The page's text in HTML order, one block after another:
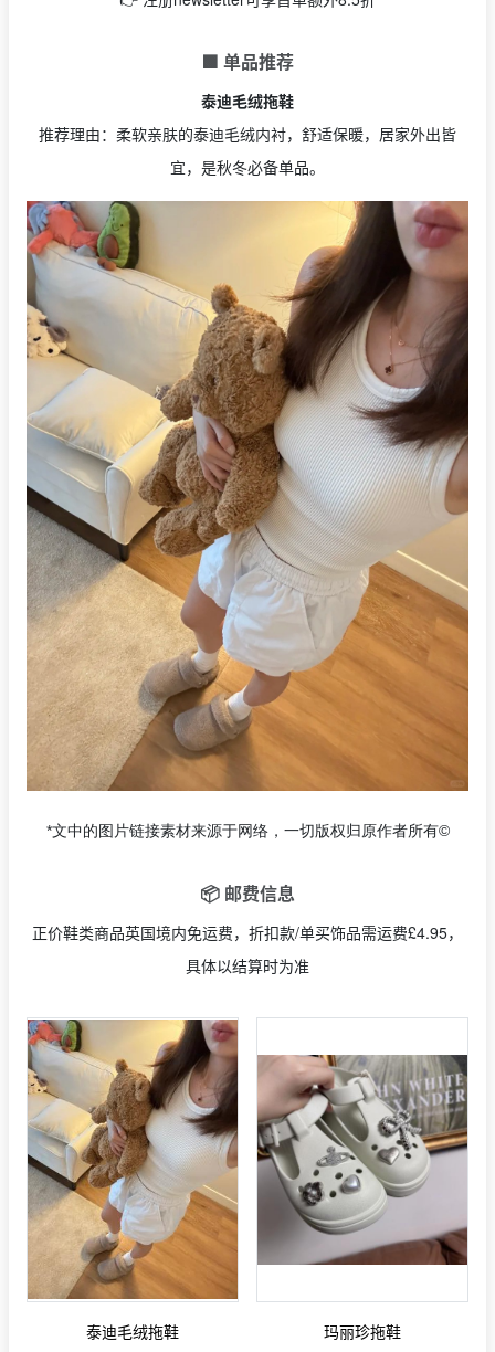
🟩 单品推荐
泰迪毛绒拖鞋
推荐理由：柔软亲肤的泰迪毛绒内衬，舒适保暖，居家外出皆
宜，是秋冬必备单品。
*文中的图片链接素材来源于网络，一切版权归原作者所有©
📦 邮费信息
正价鞋类商品英国境内免运费，折扣款/单买饰品需运费£4.95，
具体以结算时为准
泰迪毛绒拖鞋
玛丽珍拖鞋